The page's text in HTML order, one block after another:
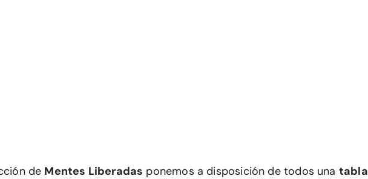
de Mentes Liberadas ponemos a disposición de todos una tabla